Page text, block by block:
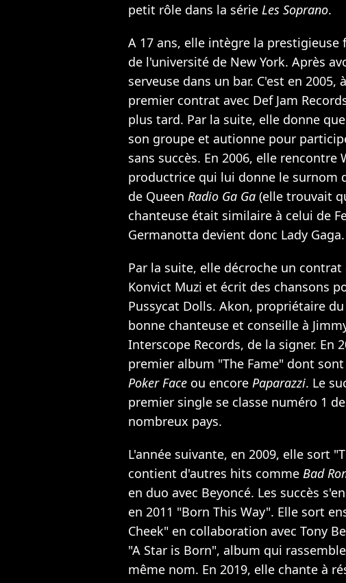
petit rôle dans la série Les Soprano.
A 17 ans, elle intègre la
de l'université de New York. Après
serveuse dans un bar. C'est en 2005,
premier contrat avec Def Jam
plus tard. Par la suite, elle donne
son groupe et autionne pour
sans succès. En 2006, elle rencontre
productrice qui lui donne le surnom
de Queen Radio Ga Ga (elle trouvait
chanteuse était similaire à celui de
Germanotta devient donc Lady Gaga.
Par la suite, elle décroche un
Konvict Muzi et écrit des chansons
Pussycat Dolls. Akon, propriétaire
bonne chanteuse et conseille à
Interscope Records, de la signer. En
premier album "The Fame" dont
Poker Face ou encore Paparazzi. Le
premier single se classe numéro 1
nombreux pays.
L'année suivante, en 2009, elle sort
contient d'autres hits comme Bad
en duo avec Beyoncé. Les succès
en 2011 "Born This Way". Elle sort
Cheek" en collaboration avec Tony
"A Star is Born", album qui
même nom. En 2019, elle chante à